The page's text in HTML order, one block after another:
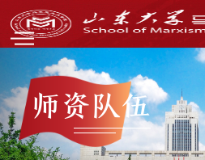
师资队伍